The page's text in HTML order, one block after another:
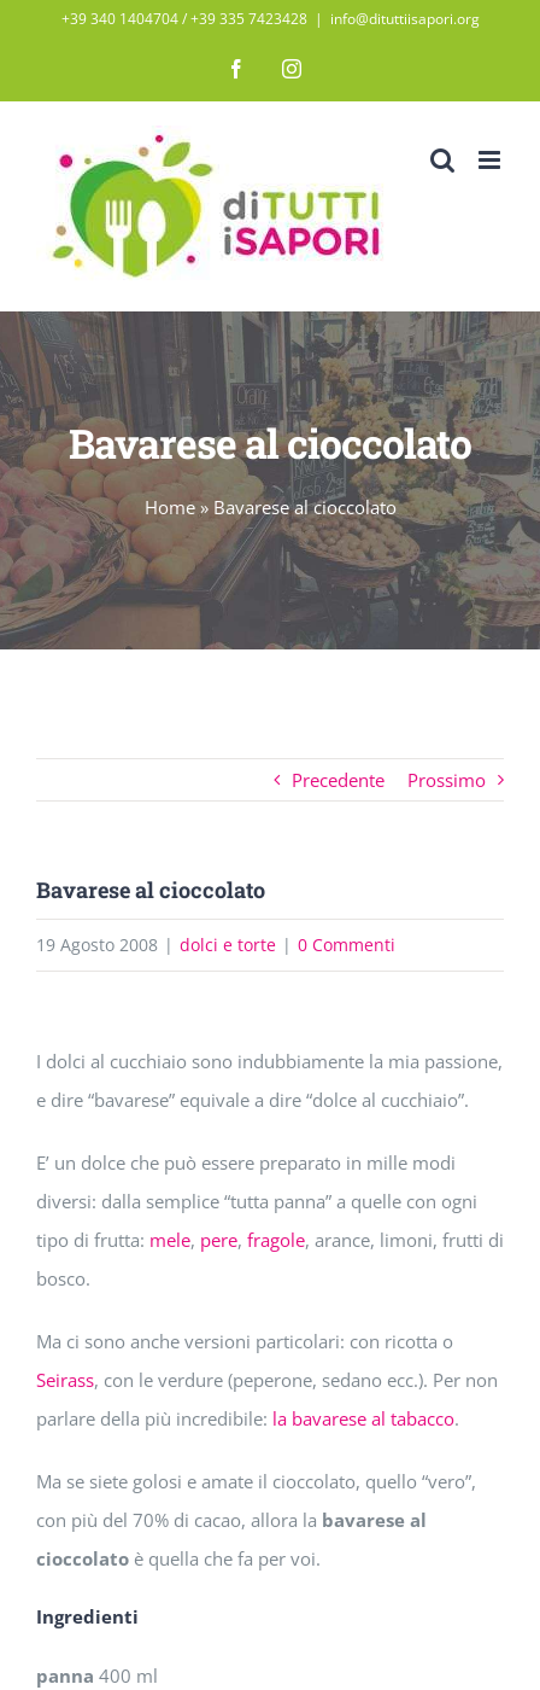
contenuto
+39 340 1404704 / ‭+39 335 7423428‬ | info@dituttiisapori.org
FacebookInstagram
Bavarese al cioccolato
Home» Bavarese al cioccolato
Precedente Prossimo
Bavarese al cioccolato
19 Agosto 2008 | dolci e torte | 0 Commenti
immagine
I dolci al cucchiaio sono indubbiamente la mia passione,
e dire “bavarese” equivale a dire “dolce al cucchiaio”.
E’ un dolce che può essere preparato in mille modi
diversi: dalla semplice “tutta panna” a quelle con ogni
tipo di frutta: mele, pere, fragole, arance, limoni, frutti di
bosco.
Ma ci sono anche versioni particolari: con ricotta o
Seirass, con le verdure (peperone, sedano ecc.). Per non
parlare della più incredibile: la bavarese al tabacco.
Ma se siete golosi e amate il cioccolato, quello “vero”,
con più del 70% di cacao, allora la bavarese al
cioccolato è quella che fa per voi.
Ingredienti
panna 400 ml